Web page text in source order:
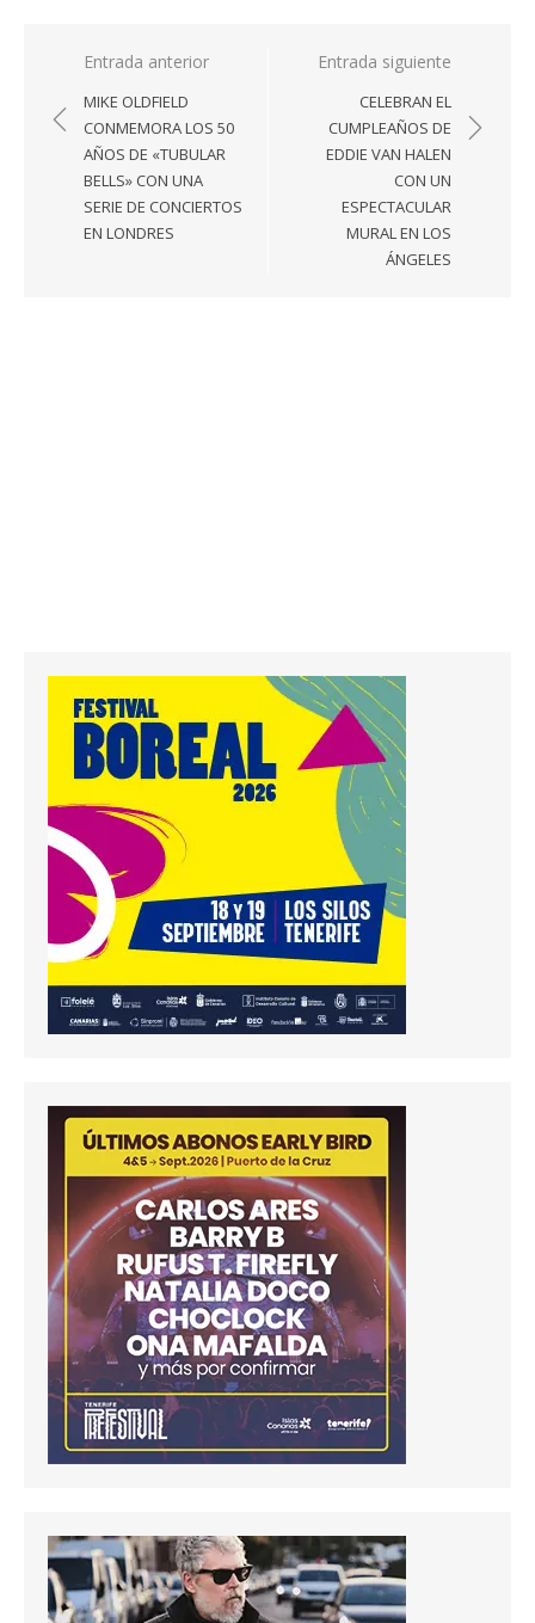
Navegación
entradas
Entrada anterior
MIKE OLDFIELD
CONMEMORA LOS 50
AÑOS DE «TUBULAR
BELLS» CON UNA
SERIE DE CONCIERTOS
EN LONDRES
Entrada siguiente
CELEBRAN EL
CUMPLEAÑOS DE
EDDIE VAN HALEN
CON UN
ESPECTACULAR
MURAL EN LOS
ÁNGELES